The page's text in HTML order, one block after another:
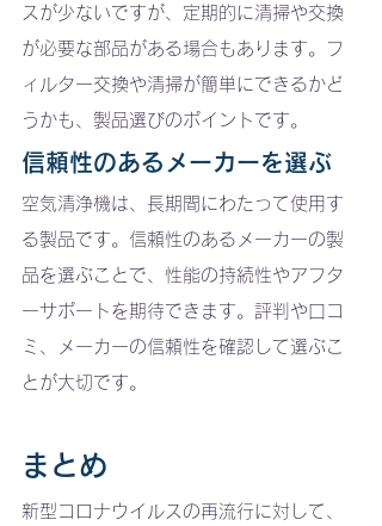
スが少ないですが、定期的に清掃や交換
が必要な部品がある場合もあります。フ
ィルター交換や清掃が簡単にできるかど
うかも、製品選びのポイントです。
信頼性のあるメーカーを選ぶ
空気清浄機は、長期間にわたって使用す
る製品です。信頼性のあるメーカーの製
品を選ぶことで、性能の持続性やアフタ
ーサポートを期待できます。評判や口コ
ミ、メーカーの信頼性を確認して選ぶこ
とが大切です。
まとめ
新型コロナウイルスの再流行に対して、